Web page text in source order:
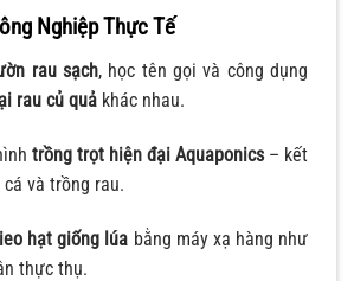
Nghiệp Thực Tế
rau sạch, học tên gọi và công dụng
rau củ quảkhác nhau.
trồng trọt hiện đại Aquaponics– kết
và trồng rau.
hạt giống lúa bằng máy xạ hàng như
thực thụ.